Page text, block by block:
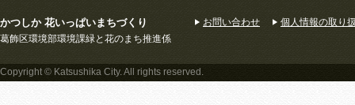
かつしか 花いっぱいまちづくり
葛飾区環境部環境課緑と花のまち推進係
お問い合わせ 個人情報の取り
Copyright © Katsushika City. All rights reserved.